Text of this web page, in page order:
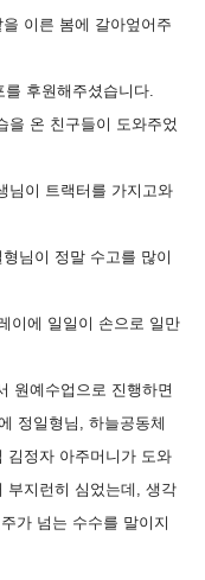
이른 봄에 갈아엎어주
후원해주셨습니다.
을 온 친구들이 도와주었
님이 트랙터를 가지고와
님이 정말 수고를 많이
이에 일일이 손으로 일만
원예수업으로 진행하면
정일형님, 하늘공동체
김정자 아주머니가 도와
부지런히 심었는데, 생각
가 넘는 수수를 말이지